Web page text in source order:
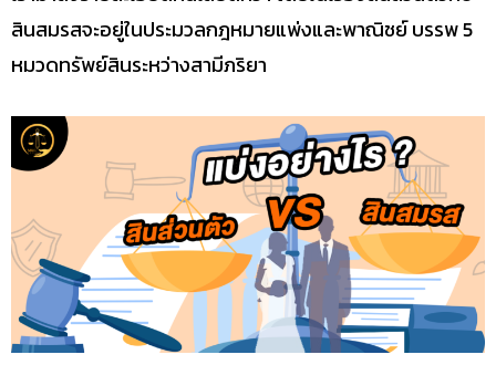
สินสมรสจะอยู่ในประมวลกฎหมายแพ่งและพาณิชย์ บรรพ 5
หมวดทรัพย์สินระหว่างสามีภริยา